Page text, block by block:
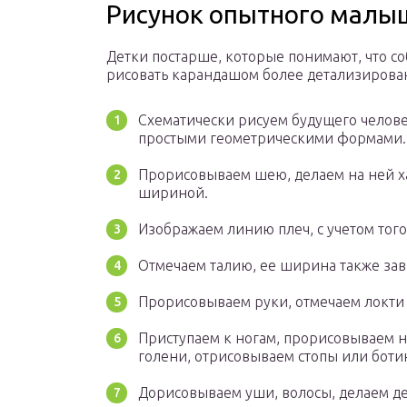
Рисунок опытного
Детки постарше, которые понимают, что
рисовать карандашом более
Схематически рисуем будущего
простыми геометрическими формами.
Прорисовываем шею, делаем на ней
шириной.
Изображаем линию плеч, с учетом
Отмечаем талию, ее ширина также
Прорисовываем руки, отмечаем локти
Приступаем к ногам, прорисовываем
голени, отрисовываем стопы или
Дорисовываем уши, волосы, делаем